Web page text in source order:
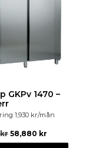
GKPv 1470 –
1,930 kr/mån
kr 58,880 kr